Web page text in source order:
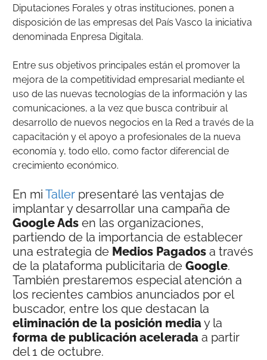
Diputaciones Forales y otras instituciones, ponen a
disposición de las empresas del País Vasco la iniciativa
denominada Enpresa Digitala.
Entre sus objetivos principales están el promover la
mejora de la competitividad empresarial mediante el
uso de las nuevas tecnologías de la información y las
comunicaciones, a la vez que busca contribuir al
desarrollo de nuevos negocios en la Red a través de la
capacitación y el apoyo a profesionales de la nueva
economía y, todo ello, como factor diferencial de
crecimiento económico.
En mi Taller presentaré las ventajas de
implantar y desarrollar una campaña de
Google Ads en las organizaciones,
partiendo de la importancia de establecer
una estrategia de Medios Pagados a través
de la plataforma publicitaria de Google.
También prestaremos especial atención a
los recientes cambios anunciados por el
buscador, entre los que destacan la
eliminación de la posición mediay la
forma de publicación acelerada a partir
del 1 de octubre.